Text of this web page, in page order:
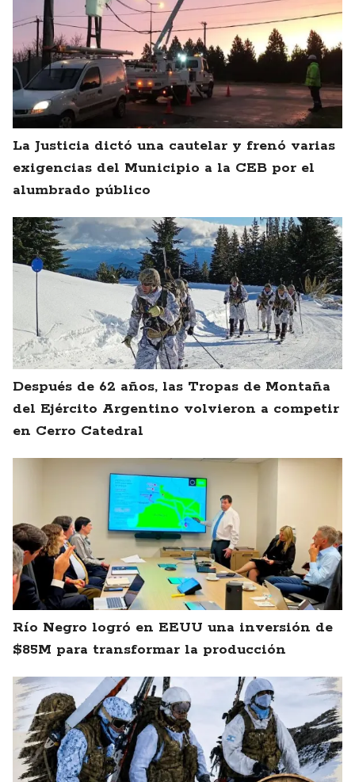
La Justicia dictó una cautelar y frenó varias
exigencias del Municipio a la CEB por el
alumbrado público
Después de 62 años, las Tropas de Montaña
del Ejército Argentino volvieron a competir
en Cerro Catedral
Río Negro logró en EEUU una inversión de
$85M para transformar la producción